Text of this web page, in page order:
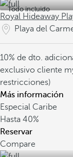
Todo incluido
Royal Hideaway
Playa del
10% de dto.
exclusivo cliente
restricciones)
Más información
Especial Caribe
Hasta 40%
Reservar
Compare